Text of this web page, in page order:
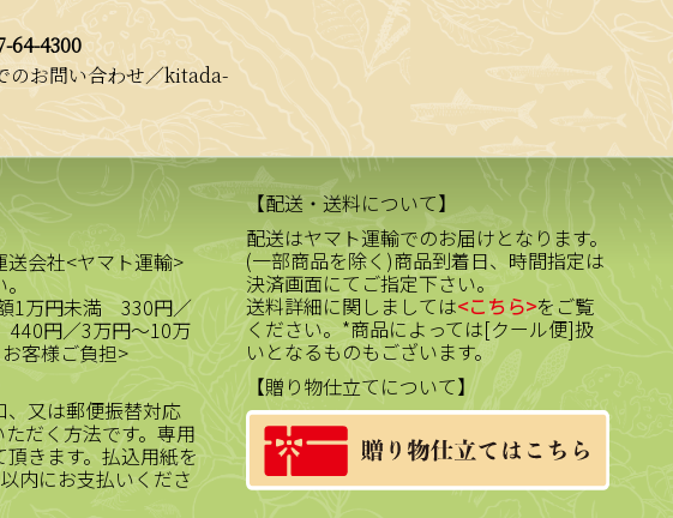
64-4300
お問い合わせ／kitada-
会社<ヤマト運輸>
1万円未満 330円／
円／3万円～10万
客様ご負担>
又は郵便振替対応
だく方法です。専用
きます。払込用紙を
内にお支払いくださ
【配送・送料について】
配送はヤマト運輸でのお届けとなります。
(一部商品を除く)商品到着日、時間指定は
決済画面にてご指定下さい。
送料詳細に関しましては<こちら>をご覧
ください。*商品によっては[クール便]扱
いとなるものもございます。
【贈り物仕立てについて】